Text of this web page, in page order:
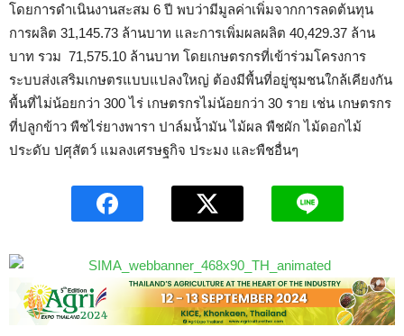
โดยการดำเนินงานสะสม 6 ปี พบว่ามีมูลค่าเพิ่มจากการลดต้นทุน
การผลิต 31,145.73 ล้านบาท และการเพิ่มผลผลิต 40,429.37 ล้าน
บาท รวม 71,575.10 ล้านบาท โดยเกษตรกรที่เข้าร่วมโครงการ
ระบบส่งเสริมเกษตรแบบแปลงใหญ่ ต้องมีพื้นที่อยู่ชุมชนใกล้เคียงกัน
พื้นที่ไม่น้อยกว่า 300 ไร่ เกษตรกรไม่น้อยกว่า 30 ราย เช่น เกษตรกร
ที่ปลูกข้าว พืชไร่ยางพารา ปาล์มน้ำมัน ไม้ผล พืชผัก ไม้ดอกไม้
ประดับ ปศุสัตว์ แมลงเศรษฐกิจ ประมง และพืชอื่นๆ